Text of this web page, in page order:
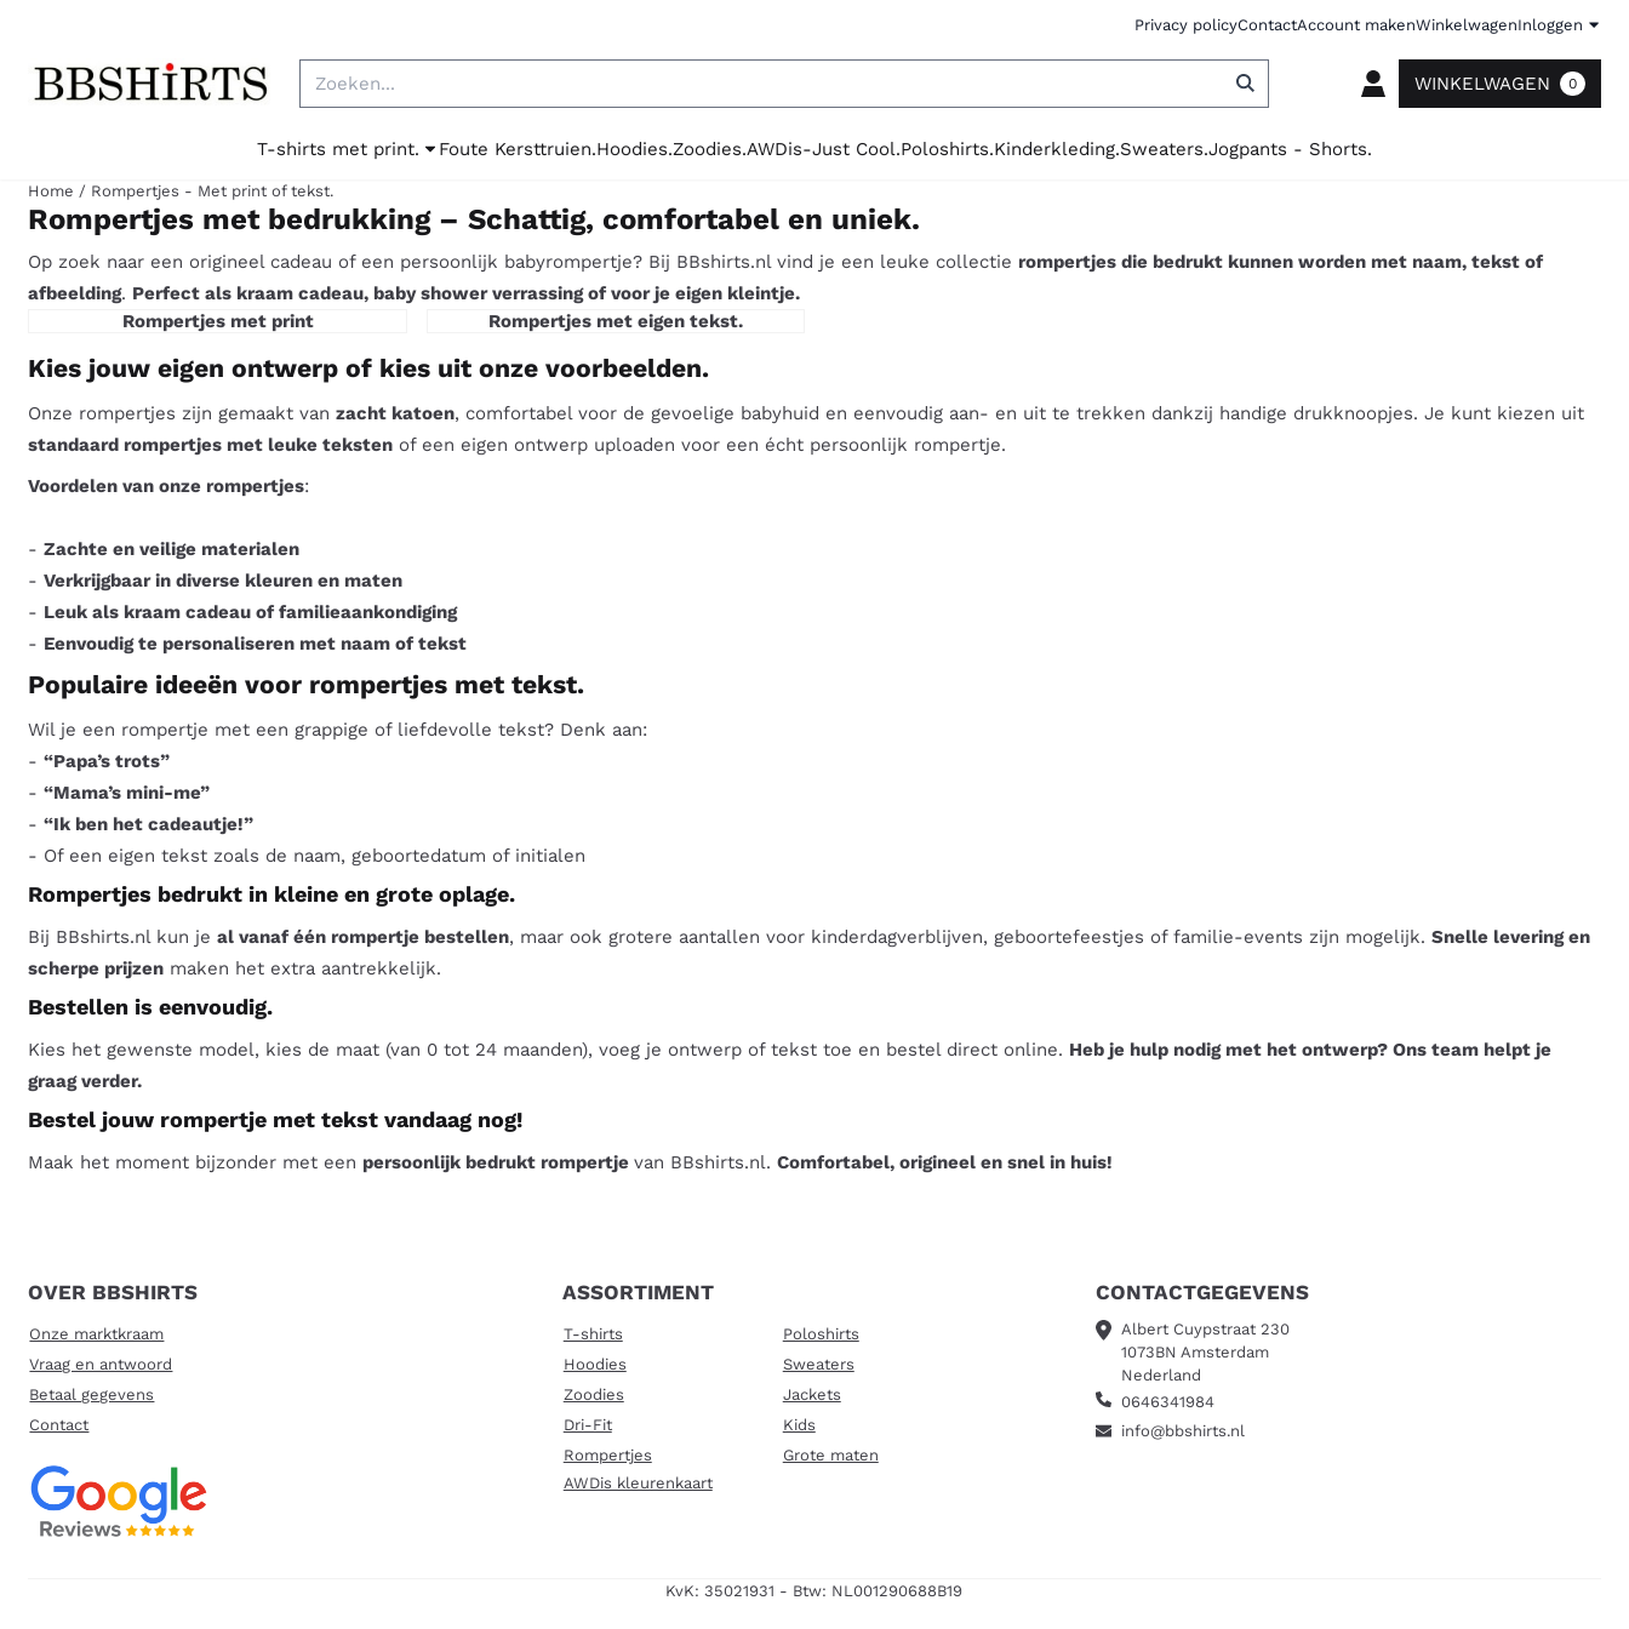
Privacy policyContactAccount makenWinkelwagenInloggen
Zoeken
WINKELWAGEN 0
T-shirts met print. Foute Kersttruien.Hoodies.Zoodies.AWDis-Just Cool.Poloshirts.Kinderkleding.Sweaters.Jogpants - Shorts.
Home / Rompertjes - Met print of tekst.
Rompertjes met bedrukking – Schattig, comfortabel en uniek.
Op zoek naar een origineel cadeau of een persoonlijk babyrompertje? Bij BBshirts.nl vind je een leuke collectie rompertjes die bedrukt kunnen worden met naam, tekst of
afbeelding. Perfect als kraam cadeau, baby shower verrassing of voor je eigen kleintje.
Rompertjes met print
Rompertjes met eigen tekst.
Kies jouw eigen ontwerp of kies uit onze voorbeelden.
Onze rompertjes zijn gemaakt vanzacht katoen, comfortabel voor de gevoelige babyhuid en eenvoudig aan- en uit te trekken dankzij handige drukknoopjes. Je kunt kiezen uit
standaard rompertjes met leuke teksten of een eigen ontwerp uploaden voor een écht persoonlijk rompertje.
Voordelen van onze rompertjes:
-Zachte en veilige materialen
-Verkrijgbaar in diverse kleuren en maten
- Leuk als kraam cadeau of familieaankondiging
- Eenvoudig te personaliseren met naam of tekst
Populaire ideeën voor rompertjes met tekst.
Wil je een rompertje met een grappige of liefdevolle tekst? Denk aan:
-“Papa’s trots”
-“Mama’s mini-me”
-“Ik ben het cadeautje!”
- Of een eigen tekst zoals de naam, geboortedatum of initialen
Rompertjes bedrukt in kleine en grote oplage.
Bij BBshirts.nl kun jeal vanaf één rompertje bestellen, maar ook grotere aantallen voor kinderdagverblijven, geboortefeestjes of familie-events zijn mogelijk.Snelle levering en
scherpe prijzen maken het extra aantrekkelijk.
Bestellen is eenvoudig.
Kies het gewenste model, kies de maat (van 0 tot 24 maanden), voeg je ontwerp of tekst toe en bestel direct online. Heb je hulp nodig met het ontwerp? Ons team helpt je
graag verder.
Bestel jouw rompertje met tekst vandaag nog!
Maak het moment bijzonder met een persoonlijk bedrukt rompertjevan BBshirts.nl.Comfortabel, origineel en snel in huis!
OVER BBSHIRTS
Onze marktkraam
Vraag en antwoord
Betaal gegevens
Contact
ASSORTIMENT
T-shirts
Poloshirts
Hoodies
Sweaters
Zoodies
Jackets
Dri-Fit
Kids
Rompertjes
Grote maten
AWDis kleurenkaart
CONTACTGEGEVENS
Albert Cuypstraat 230
1073BN Amsterdam
Nederland
0646341984
info@bbshirts.nl
KvK: 35021931 - Btw: NL001290688B19